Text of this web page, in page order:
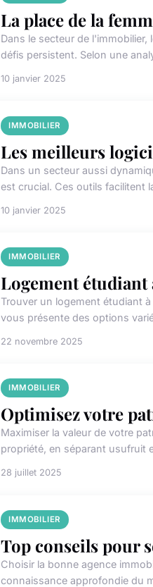
La place de la
Dans le secteur de
défis persistent. Selon une
10 janvier 2025
IMMOBILIER
Les meilleurs
Dans un secteur aussi
est crucial. Ces outils facilitent
10 janvier 2025
IMMOBILIER
Logement
Trouver un logement étudiant
vous présente des options
22 novembre 2025
IMMOBILIER
Optimisez votre
Maximiser la valeur de votre
propriété, en séparant usufruit
28 juillet 2025
IMMOBILIER
Top conseils pour
Choisir la bonne agence
connaissance approfondie du